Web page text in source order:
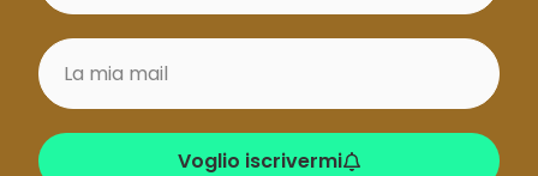
Voglio iscrivermi